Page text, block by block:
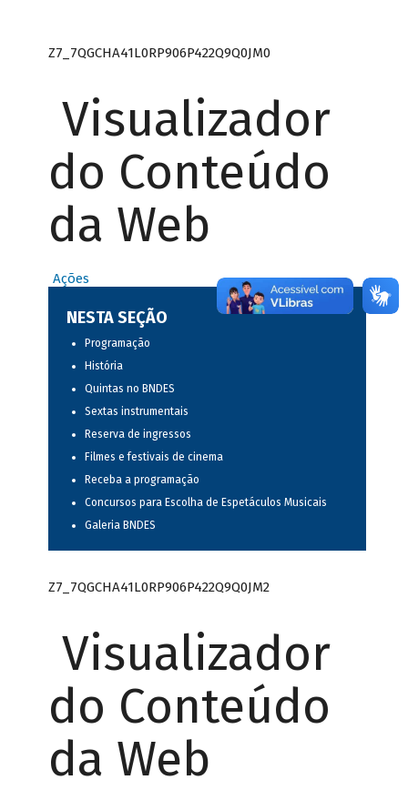
Z7_7QGCHA41L0RP906P422Q9Q0JM0
Visualizador
do Conteúdo
da Web
Ações
NESTA SEÇÃO
Programação
História
Quintas no BNDES
Sextas instrumentais
Reserva de ingressos
Filmes e festivais de cinema
Receba a programação
Concursos para Escolha de Espetáculos Musicais
Galeria BNDES
Z7_7QGCHA41L0RP906P422Q9Q0JM2
Visualizador
do Conteúdo
da Web